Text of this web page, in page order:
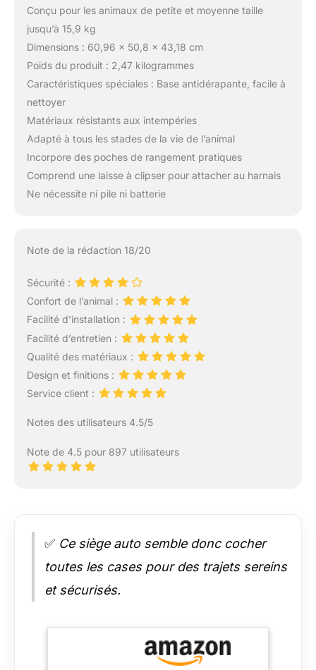
Conçu pour les animaux de petite et moyenne taille
jusqu’à 15,9 kg
Dimensions : 60,96 x 50,8 x 43,18 cm
Poids du produit : 2,47 kilogrammes
Caractéristiques spéciales : Base antidérapante, facile à
nettoyer
Matériaux résistants aux intempéries
Adapté à tous les stades de la vie de l’animal
Incorpore des poches de rangement pratiques
Comprend une laisse à clipser pour attacher au harnais
Ne nécessite ni pile ni batterie
Note de la rédaction 18/20
Sécurité :
Confort de l’animal :
Facilité d’installation :
Facilité d’entretien :
Qualité des matériaux :
Design et finitions :
Service client :
Notes des utilisateurs 4.5/5
Note de 4.5 pour 897 utilisateurs
✅ Ce siège auto semble donc cocher
toutes les cases pour des trajets sereins
et sécurisés.